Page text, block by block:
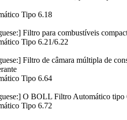
Tipo 6.18
Tipo 6.21/6.22
Tipo 6.64
Tipo 6.72